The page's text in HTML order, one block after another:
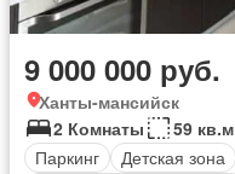
9 000 000 руб.
Ханты-мансийск
2 Комнаты
59 кв.м
Паркинг
Детская зона